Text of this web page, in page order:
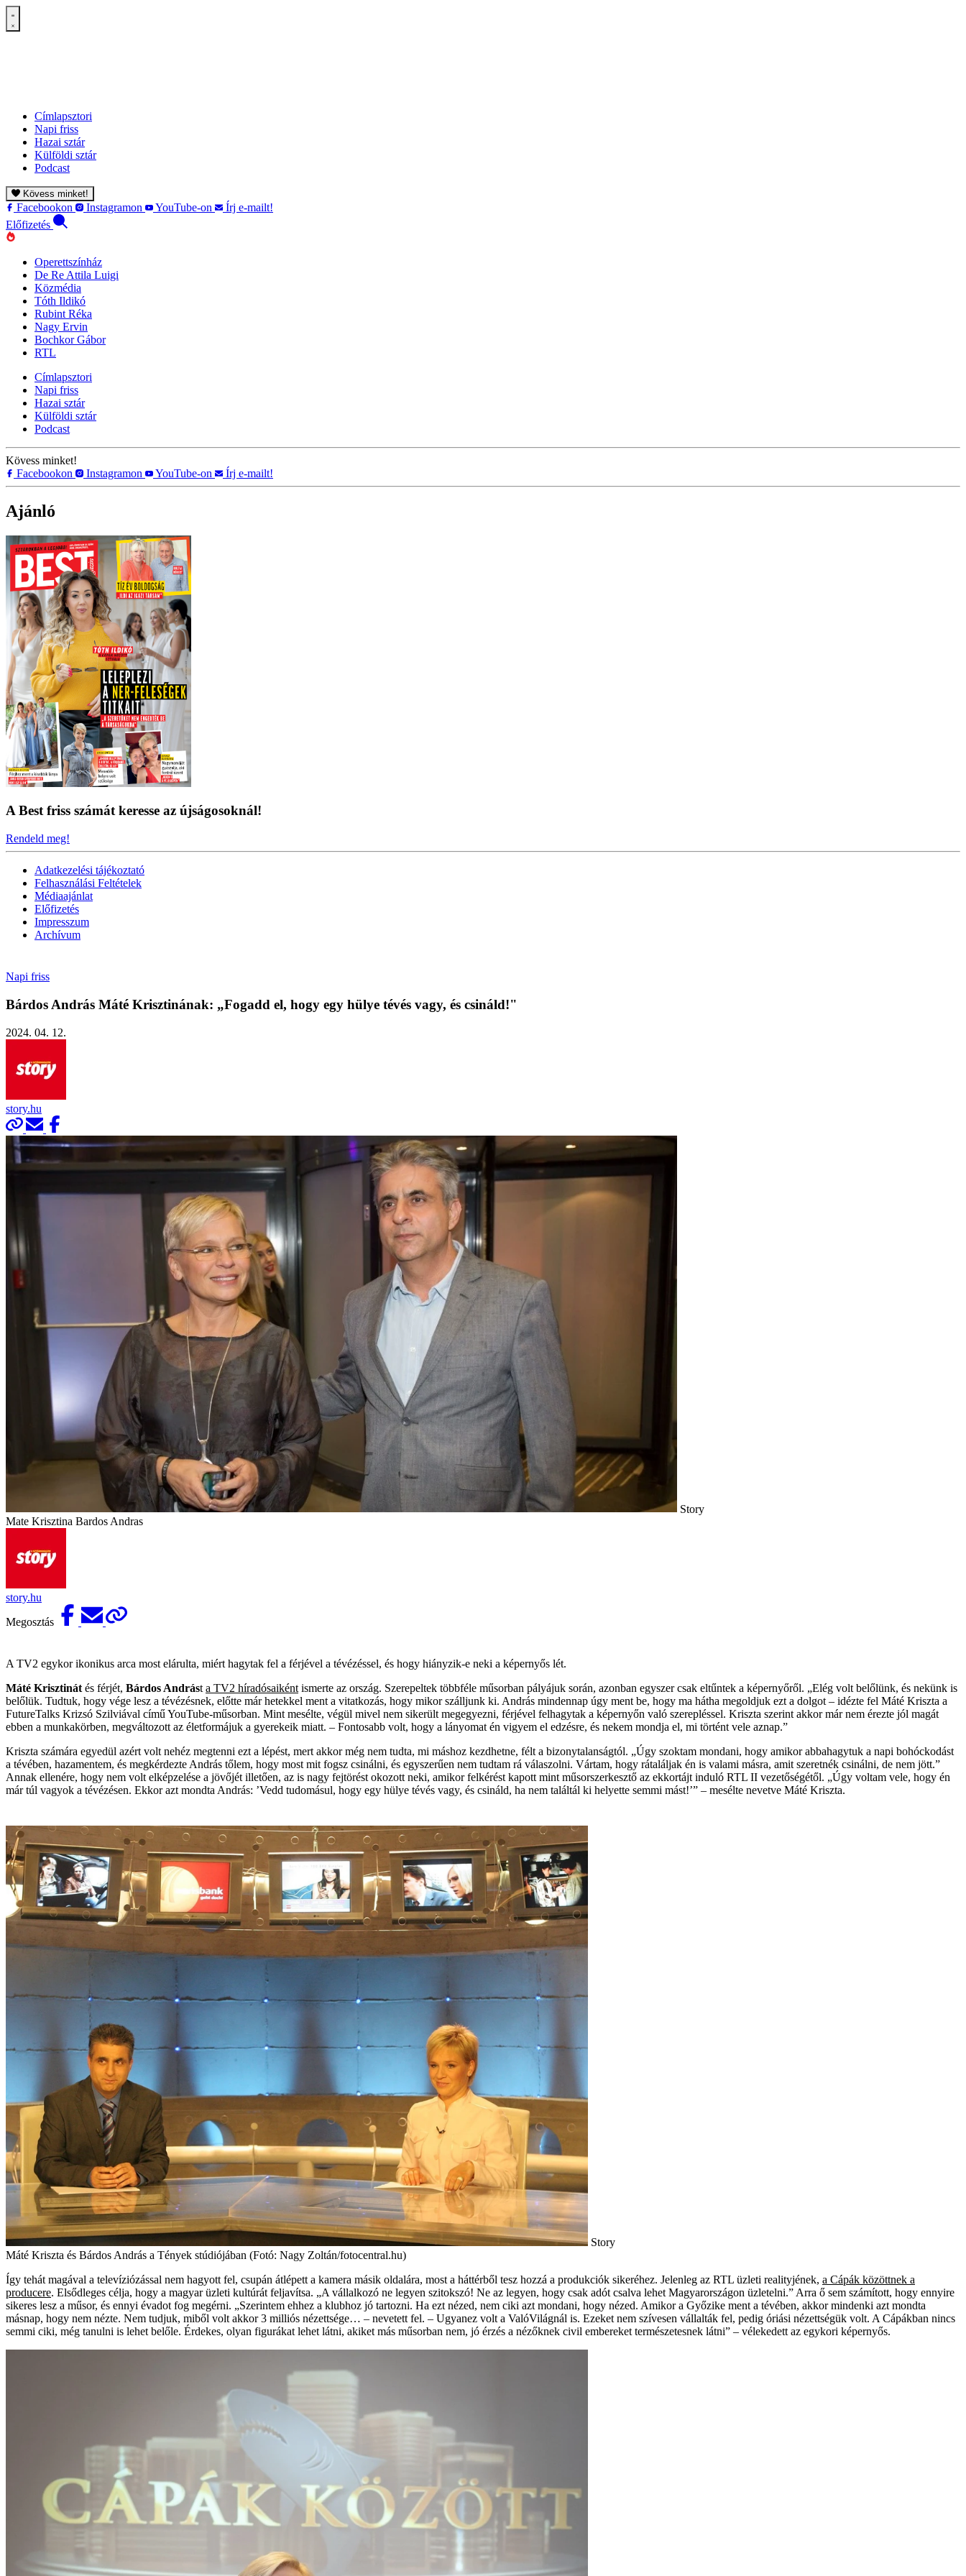
Címlapsztori
Napi friss
Hazai sztár
Külföldi sztár
Podcast
Kövess minket!
Facebookon Instagramon YouTube-on
Írj e-mailt!
Előfizetés
Operettszínház
De Re Attila Luigi
Közmédia
Tóth Ildikó
Rubint Réka
Nagy Ervin
Bochkor Gábor
RTL
Címlapsztori
Napi friss
Hazai sztár
Külföldi sztár
Podcast
Kövess minket!
Facebookon
Instagramon YouTube-on Írj e-mailt!
Ajánló
A Best friss számát keresse az újságosoknál!
Rendeld meg!
Adatkezelési tájékoztató
Felhasználási Feltételek
Médiaajánlat
Előfizetés
Impresszum
Archívum
Napi friss
Bárdos András Máté Krisztinának: „Fogadd el, hogy egy hülye tévés vagy, és csináld!"
2024. 04. 12.
story.hu
Story
Mate Krisztina Bardos Andras
story.hu
Megosztás
A TV2 egykor ikonikus arca most elárulta, miért hagytak fel a férjével a tévézéssel, és hogy hiányzik-e neki a képernyős lét.
Máté Krisztinát és férjét, Bárdos Andrást a TV2 híradósaiként ismerte az ország. Szerepeltek többféle műsorban pályájuk során, azonban egyszer csak eltűntek a képernyőről. „Elég volt belőlünk, és nekünk is
belőlük. Tudtuk, hogy vége lesz a tévézésnek, előtte már hetekkel ment a vitatkozás, hogy mikor szálljunk ki. András mindennap úgy ment be, hogy ma hátha megoldjuk ezt a dolgot – idézte fel Máté Kriszta a
FutureTalks Krizsó Szilviával című YouTube-műsorban. Mint mesélte, végül mivel nem sikerült megegyezni, férjével felhagytak a képernyőn való szerepléssel. Kriszta szerint akkor már nem érezte jól magát
ebben a munkakörben, megváltozott az életformájuk a gyerekeik miatt. – Fontosabb volt, hogy a lányomat én vigyem el edzésre, és nekem mondja el, mi történt vele aznap.”
Kriszta számára egyedül azért volt nehéz megtenni ezt a lépést, mert akkor még nem tudta, mi máshoz kezdhetne, félt a bizonytalanságtól. „Úgy szoktam mondani, hogy amikor abbahagytuk a napi bohóckodást
a tévében, hazamentem, és megkérdezte András tőlem, hogy most mit fogsz csinálni, és egyszerűen nem tudtam rá válaszolni. Vártam, hogy rátaláljak én is valami másra, amit szeretnék csinálni, de nem jött.”
Annak ellenére, hogy nem volt elképzelése a jövőjét illetően, az is nagy fejtörést okozott neki, amikor felkérést kapott mint műsorszerkesztő az ekkortájt induló RTL II vezetőségétől. „Úgy voltam vele, hogy én
már túl vagyok a tévézésen. Ekkor azt mondta András: ’Vedd tudomásul, hogy egy hülye tévés vagy, és csináld, ha nem találtál ki helyette semmi mást!’” – mesélte nevetve Máté Kriszta.
Story
Máté Kriszta és Bárdos András a Tények stúdiójában (Fotó: Nagy Zoltán/fotocentral.hu)
Így tehát magával a televíziózással nem hagyott fel, csupán átlépett a kamera másik oldalára, most a háttérből tesz hozzá a produkciók sikeréhez. Jelenleg az RTL üzleti realityjének, a Cápák közöttnek a
producere. Elsődleges célja, hogy a magyar üzleti kultúrát feljavítsa. „A vállalkozó ne legyen szitokszó! Ne az legyen, hogy csak adót csalva lehet Magyarországon üzletelni.” Arra ő sem számított, hogy ennyire
sikeres lesz a műsor, és ennyi évadot fog megérni. „Szerintem ehhez a klubhoz jó tartozni. Ha ezt nézed, nem ciki azt mondani, hogy nézed. Amikor a Győzike ment a tévében, akkor mindenki azt mondta
másnap, hogy nem nézte. Nem tudjuk, miből volt akkor 3 milliós nézettsége… – nevetett fel. – Ugyanez volt a ValóVilágnál is. Ezeket nem szívesen vállalták fel, pedig óriási nézettségük volt. A Cápákban nincs
semmi ciki, még tanulni is lehet belőle. Érdekes, olyan figurákat lehet látni, akiket más műsorban nem, jó érzés a nézőknek civil embereket természetesnek látni” – vélekedett az egykori képernyős.